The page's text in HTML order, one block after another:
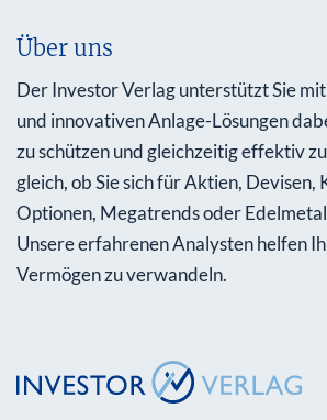
Über uns
Der Investor Verlag unterstützt Sie
und innovativen Anlage-Lösungen
zu schützen und gleichzeitig effektiv
gleich, ob Sie sich für Aktien,
Optionen, Megatrends oder
Unsere erfahrenen Analysten helfen
Vermögen zu verwandeln.